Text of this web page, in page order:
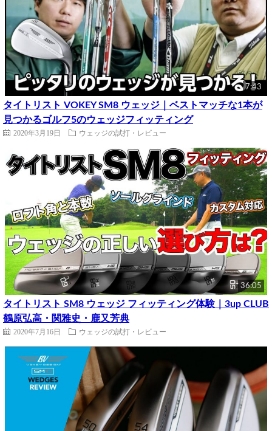
7:43
タイトリスト VOKEY SM8 ウェッジ｜ベストマッチな1本が
見つかるゴルフ5のウェッジフィッティング
2020年3月19日 ウェッジの試打・レビュー
36:05
タイトリスト SM8 ウェッジ フィッティング体験｜3up CLUB
鶴原弘高・関雅史・鹿又芳典
2020年7月16日 ウェッジの試打・レビュー